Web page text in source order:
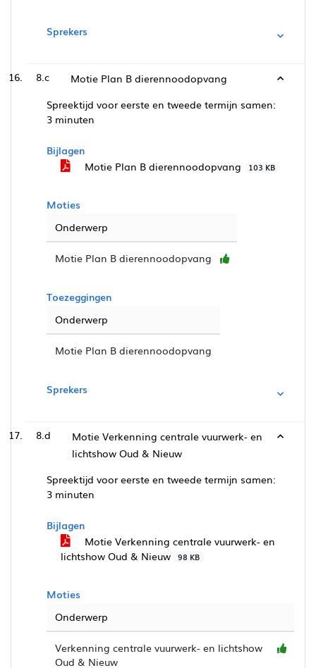
Sprekers
8.c
Motie Plan B dierennoodopvang
Spreektijd voor eerste en tweede termijn samen:
3 minuten
Bijlagen
Motie Plan B dierennoodopvang
103 KB
Moties
Onderwerp
Motie Plan B dierennoodopvang
Toezeggingen
Onderwerp
Motie Plan B dierennoodopvang
Sprekers
8.d
Motie Verkenning centrale vuurwerk- en
lichtshow Oud & Nieuw
Spreektijd voor eerste en tweede termijn samen:
3 minuten
Bijlagen
Motie Verkenning centrale vuurwerk- en
lichtshow Oud & Nieuw
98 KB
Moties
Onderwerp
Verkenning centrale vuurwerk- en lichtshow
Oud & Nieuw